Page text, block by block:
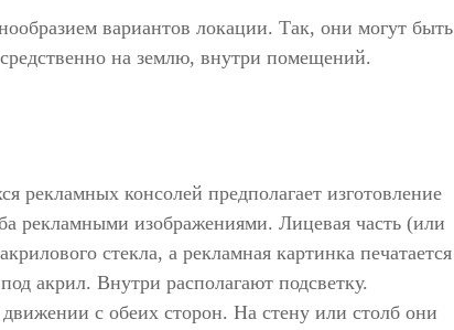
вариантов локации. Так, они могут быть
на землю, внутри помещений.
рекламных консолей предполагает изготовление
рекламными изображениями. Лицевая часть (или
стекла, а рекламная картинка печатается
акрил. Внутри располагают подсветку.
с обеих сторон. На стену или столб они